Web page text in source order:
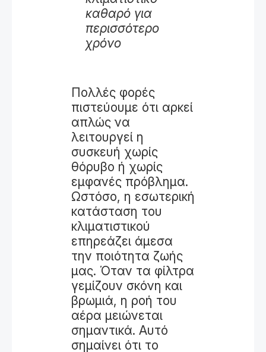
καθαρό για
περισσότερο
χρόνο
Πολλές φορές
πιστεύουμε ότι αρκεί
απλώς να
λειτουργεί η
συσκευή χωρίς
θόρυβο ή χωρίς
εμφανές πρόβλημα.
Ωστόσο, η εσωτερική
κατάσταση του
κλιματιστικού
επηρεάζει άμεσα
την ποιότητα ζωής
μας. Όταν τα φίλτρα
γεμίζουν σκόνη και
βρωμιά, η ροή του
αέρα μειώνεται
σημαντικά. Αυτό
σημαίνει ότι το